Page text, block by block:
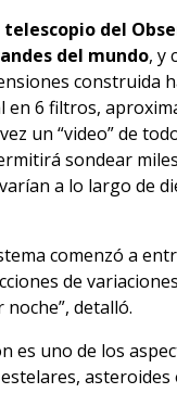
telescopio del
del mundo, y
construida
en 6 filtros,
un “video” de
sondear
a lo largo de
comenzó a
de
detalló.
es uno de los